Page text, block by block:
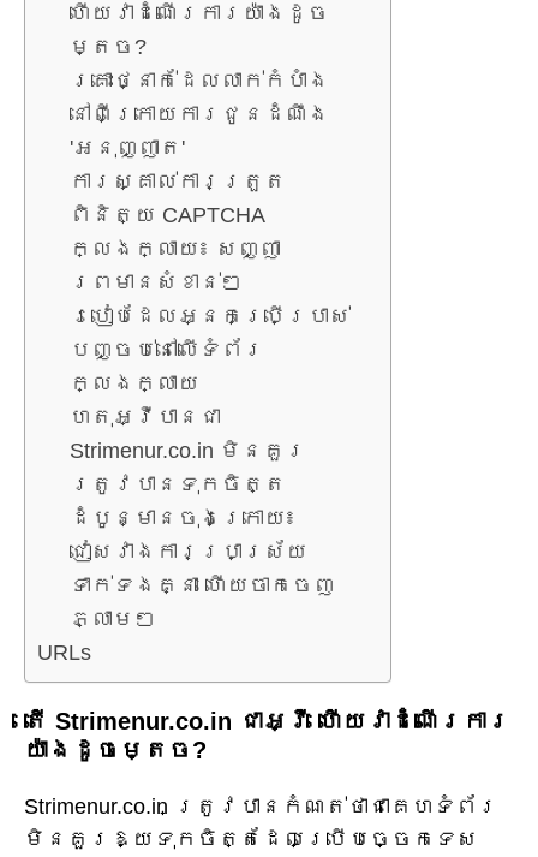
ហើយវាដំណើរការយ៉ាងដូច
ម្តេច?
គ្រោះថ្នាក់ដែលលាក់កំបាំង
នៅពីក្រោយការជូនដំណឹង
'អនុញ្ញាត'
ការស្គាល់ការត្រួត
ពិនិត្យ CAPTCHA
ក្លែងក្លាយ៖ សញ្ញា
ព្រមានសំខាន់ៗ
របៀបដែលអ្នកប្រើប្រាស់
បញ្ចប់នៅលើទំព័រ
ក្លែងក្លាយ
ហេតុអ្វីបានជា
Strimenur.co.in មិនគួរ
ត្រូវបានទុកចិត្ត
ដំបូន្មានចុងក្រោយ៖
ជៀសវាងការប្រាស្រ័យ
ទាក់ទងគ្នា ហើយចាកចេញ
ភ្លាមៗ
URLs
តើ Strimenur.co.in ជាអ្វី ហើយវាដំណើរការ
យ៉ាងដូចម្តេច?
Strimenur.co.in ត្រូវបានកំណត់ថាជាគេហទំព័រ
មិនគួរឱ្យទុកចិត្តដែលប្រើបច្ចេកទេស